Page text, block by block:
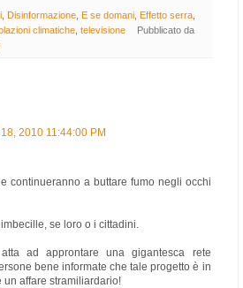
, Disinformazione, E se domani, Effetto serra,
climatiche, televisione
Pubblicato da
2010 11:44:00 PM
continueranno a buttare fumo negli occhi
se loro o i cittadini.
ad approntare una gigantesca rete
bene informate che tale progetto è in
un affare stramiliardario!